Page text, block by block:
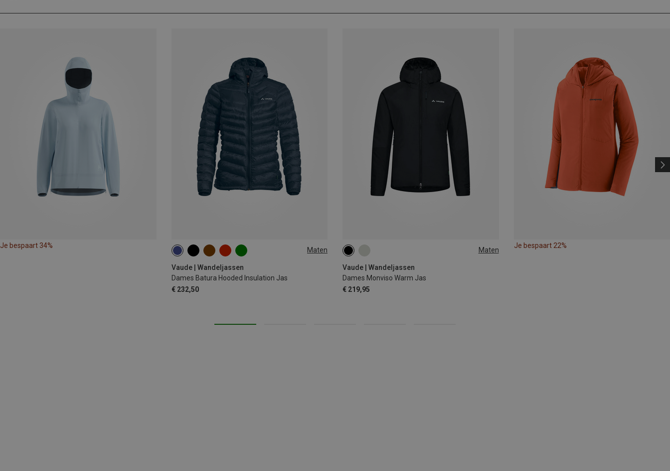
Je bespaart 34%
Maten
Vaude | Wandeljassen
Dames Batura Hooded Insulation Jas
€ 232,50
XS S L XL Maten
Vaude | Wandeljassen
Dames Monviso Warm Jas
€ 219,95
XXS
Je bespaart 22%